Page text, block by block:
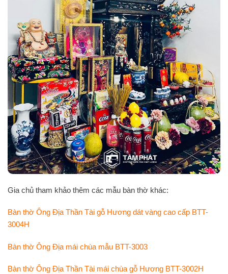
Gia chủ tham khảo thêm các mẫu bàn thờ khác:
Bàn thờ Ông Địa Thần Tài gỗ Hương dát vàng cao cấp BTT-
3004H
Bàn thờ Ông Địa mái chùa mẫu BTT-3003
Bàn thờ Ông Địa Thần Tài mái chùa gỗ Hương BTT-3002H